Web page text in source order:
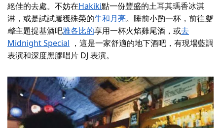
絕佳的去處。不妨在Hakiki點一份豐盛的土耳其瑪香冰淇
淋，或是試試屢獲殊榮的牛和月亮。睡前小酌一杯，前往雙
峰主題提基酒吧雅各比的享用一杯火焰雞尾酒，或去
Midnight Special ，這是一家舒適的地下酒吧，有現場藍調
表演和深度黑膠唱片 DJ 表演。